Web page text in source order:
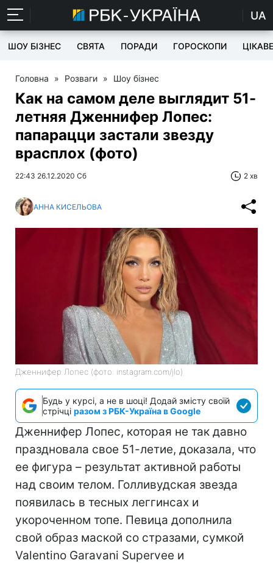
UA
ШОУ БІЗНЕС СВЯТА ПОРАДИ ГОРОСКОПИ ЦІКАВЕ
Головна » Розваги » Шоу бізнес
Как на самом деле выглядит 51-
летняя Дженнифер Лопес:
папарацци застали звезду
врасплох (фото)
22:43 26.12.2020 Сб 2 хв
АННА КИСЕЛЬОВА
Дженнифер Лопес (фото: instagram.com/jlo)
Будь у курсі, а не в шоці! Додай змісту своїй
стрічці разом з РБК-Україна в Google
Дженнифер Лопес, которая не так давно
праздновала свое 51-летие, доказала, что
ее фигура – результат активной работы
над своим телом. Голливудская звезда
появилась в тесных леггинсах и
укороченном топе. Певица дополнила
свой образ маской со стразами, сумкой
Valentino Garavani Supervee и